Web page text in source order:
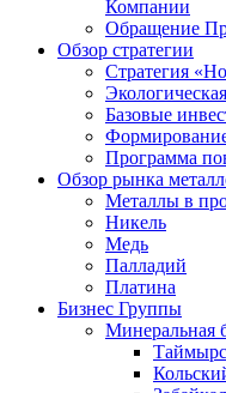
Компании
Обращение
Обзор стратегии
Стратегия
Базовые
Программа
Обзор рынка
Металлы в
Никель
Медь
Палладий
Платина
Бизнес Группы
Минеральная